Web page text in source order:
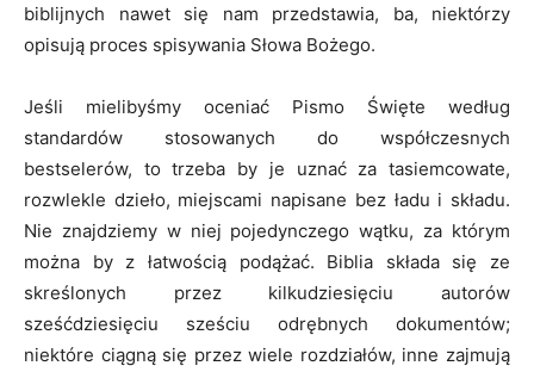
biblijnych nawet się nam przedstawia, ba, niektórzy
opisują proces spisywania Słowa Bożego.
Jeśli mielibyśmy oceniać Pismo Święte według
standardów stosowanych do współczesnych
bestselerów, to trzeba by je uznać za tasiemcowate,
rozwlekle dzieło, miejscami napisane bez ładu i składu.
Nie znajdziemy w niej pojedynczego wątku, za którym
można by z łatwością podążać. Biblia składa się ze
skreślonych przez kilkudziesięciu autorów
sześćdziesięciu sześciu odrębnych dokumentów;
niektóre ciągną się przez wiele rozdziałów, inne zajmują